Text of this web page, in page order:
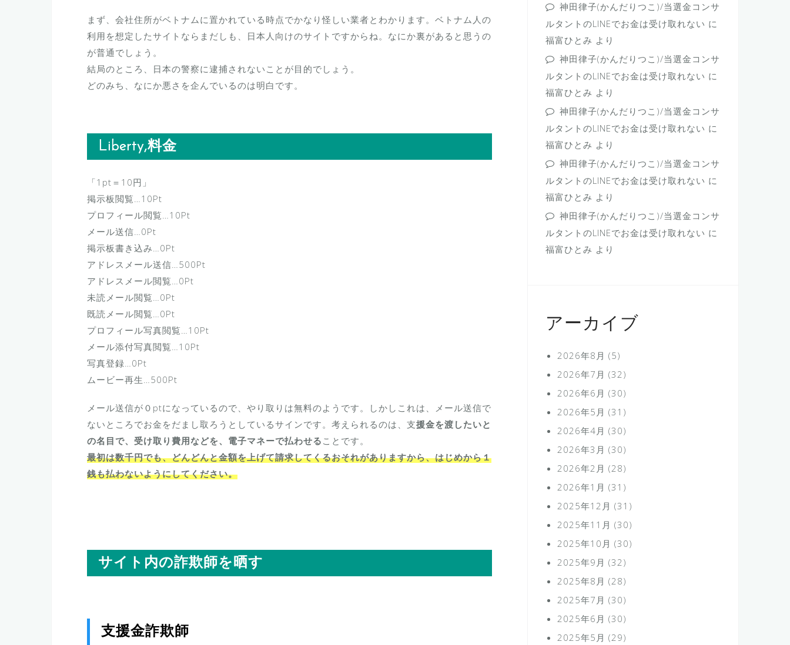
まず、会社住所がベトナムに置かれている時点でかなり怪しい業者とわかります。ベトナム人の
利用を想定したサイトならまだしも、日本人向けのサイトですからね。なにか裏があると思うの
が普通でしょう。
結局のところ、日本の警察に逮捕されないことが目的でしょう。
どのみち、なにか悪さを企んでいるのは明白です。
Liberty,料金
「1pt＝10円」
掲示板閲覧…10Pt
プロフィール閲覧…10Pt
メール送信…0Pt
掲示板書き込み…0Pt
アドレスメール送信…500Pt
アドレスメール閲覧…0Pt
未読メール閲覧…0Pt
既読メール閲覧…0Pt
プロフィール写真閲覧…10Pt
メール添付写真閲覧…10Pt
写真登録…0Pt
ムービー再生…500Pt
メール送信が０ptになっているので、やり取りは無料のようです。しかしこれは、メール送信で
ないところでお金をだまし取ろうとしているサインです。考えられるのは、支援金を渡したいと
の名目で、受け取り費用などを、電子マネーで払わせる ことです。
最初は数千円でも、どんどんと金額を上げて請求してくるおそれがありますから、はじめから１
銭も払わないようにしてください。
サイト内の詐欺師を晒す
支援金詐欺師
神田律子(かんだりつこ)/当選金コンサ
ルタントのLINEでお金は受け取れない に
福富ひとみ より
神田律子(かんだりつこ)/当選金コンサ
ルタントのLINEでお金は受け取れない に
福富ひとみ より
神田律子(かんだりつこ)/当選金コンサ
ルタントのLINEでお金は受け取れない に
福富ひとみ より
神田律子(かんだりつこ)/当選金コンサ
ルタントのLINEでお金は受け取れない に
福富ひとみ より
神田律子(かんだりつこ)/当選金コンサ
ルタントのLINEでお金は受け取れない に
福富ひとみ より
アーカイブ
2026年8月 (5)
2026年7月 (32)
2026年6月 (30)
2026年5月 (31)
2026年4月 (30)
2026年3月 (30)
2026年2月 (28)
2026年1月 (31)
2025年12月 (31)
2025年11月 (30)
2025年10月 (30)
2025年9月 (32)
2025年8月 (28)
2025年7月 (30)
2025年6月 (30)
2025年5月 (29)